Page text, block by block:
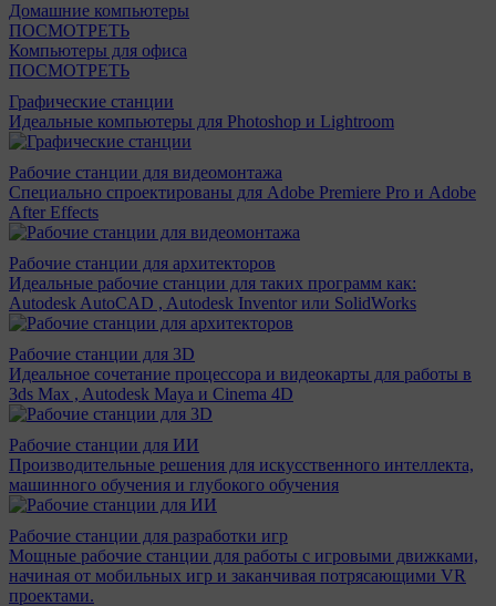
Домашние компьютеры
ПОСМОТРЕТЬ
Компьютеры для офиса
ПОСМОТРЕТЬ
Графические станции
Идеальные компьютеры для Photoshop и Lightroom
Рабочие станции для видеомонтажа
Специально спроектированы для Adobe Premiere Pro и Adobe
After Effects
Рабочие станции для архитекторов
Идеальные рабочие станции для таких программ как:
Autodesk AutoCAD , Autodesk Inventor или SolidWorks
Рабочие станции для 3D
Идеальное сочетание процессора и видеокарты для работы в
3ds Max , Autodesk Maya и Cinema 4D
Рабочие станции для ИИ
Производительные решения для искусственного интеллекта,
машинного обучения и глубокого обучения
Рабочие станции для разработки игр
Мощные рабочие станции для работы с игровыми движками,
начиная от мобильных игр и заканчивая потрясающими VR
проектами.